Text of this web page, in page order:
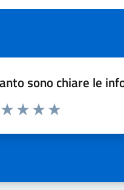
sono chiare le
da 1 a 5 stelle la pagina